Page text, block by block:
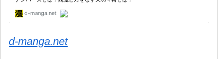
d-manga.net